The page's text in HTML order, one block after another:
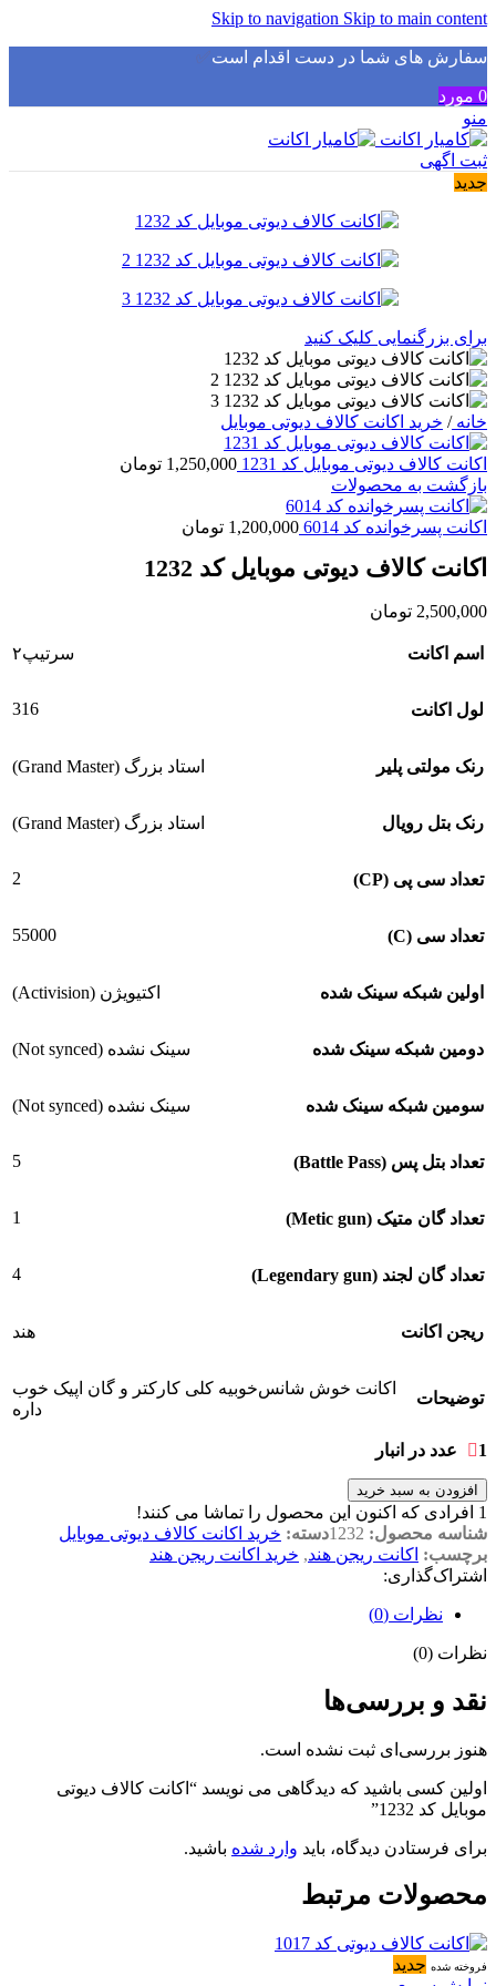
Skip to navigation Skip to main content
سفارش های شما در دست اقدام است✅
0 مورد
منو
ثبت اگهی
جدید
برای بزرگنمایی کلیک کنید
خانه/ خرید اکانت کالاف دیوتی موبایل
اکانت کالاف دیوتی موبایل کد 1231 1,250,000 تومان
بازگشت به محصولات
اکانت پسرخوانده کد 6014 1,200,000 تومان
اکانت کالاف دیوتی موبایل کد 1232
2,500,000 تومان
اسم اکانت سرتیپ۲
لول اکانت 316
رنک مولتی پلیر استاد بزرگ (Grand Master)
رنک بتل رویال استاد بزرگ (Grand Master)
تعداد سی پی (CP) 2
تعداد سی (C) 55000
اولین شبکه سینک شده اکتیویژن (Activision)
دومین شبکه سینک شده سینک نشده (Not synced)
سومین شبکه سینک شده سینک نشده (Not synced)
تعداد بتل پس (Battle Pass) 5
تعداد گان متیک (Metic gun) 1
تعداد گان لجند (Legendary gun) 4
ریجن اکانت هند
توضیحات
اکانت خوش شانس‌خوبیه کلی کارکتر و گان اپیک خوب
داره
1 عدد در انبار
افزودن به سبد خرید
1 افرادی که اکنون این محصول را تماشا می کنند!
شناسه محصول: 1232دسته: خرید اکانت کالاف دیوتی موبایل
برچسب: اکانت ریجن هند, خرید اکانت ریجن هند
اشتراک‌گذاری:
نظرات (0)
نظرات (0)
نقد و بررسی‌ها
هنوز بررسی‌ای ثبت نشده است.
اولین کسی باشید که دیدگاهی می نویسد “اکانت کالاف دیوتی
موبایل کد 1232”
برای فرستادن دیدگاه، باید وارد شده باشید.
محصولات مرتبط
فروخته شده جدید